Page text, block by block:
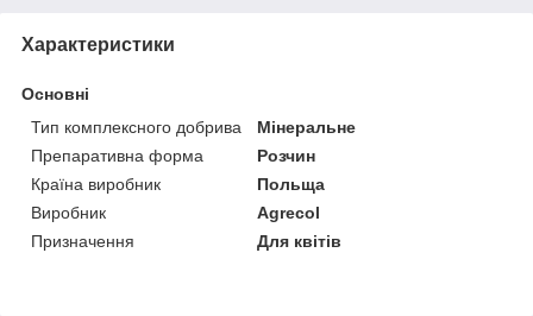
Характеристики
Основні
Тип комплексного добрива
Мінеральне
Препаративна форма
Розчин
Країна виробник
Польща
Виробник
Agrecol
Призначення
Для квітів